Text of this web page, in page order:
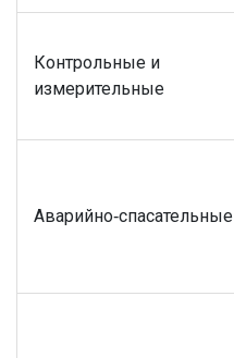
Контрольные и
измерительные
Аварийно‑спасательные